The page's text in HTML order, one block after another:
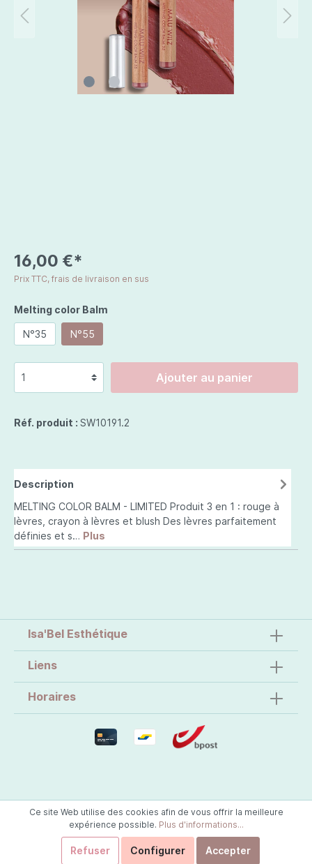
16,00 €*
Prix TTC, frais de livraison en sus
Melting color Balm
N°35 N°55
Ajouter au panier
Réf. produit : SW10191.2
Description
MELTING COLOR BALM - LIMITED Produit 3 en 1 : rouge à
lèvres, crayon à lèvres et blush Des lèvres parfaitement
définies et s… Plus
Isa'Bel Esthétique
Liens
Horaires
Ce site Web utilise des cookies afin de vous offrir la meilleure
expérience possible. Plus d'informations...
Refuser Configurer Accepter